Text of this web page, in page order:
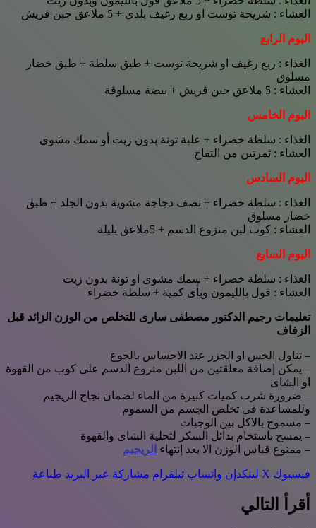
العشاء : شريحة توست او ربع رغيف بلدى + 5 ملاعق جبن قريش
اليوم الرابع
الغذاء : ربع رغيف او شريحة توست + طبق سلطة + طبق خضار
مسلوق
العشاء : 5 ملاعق جبن قريش + بيضة مسلوقة
اليوم الخامس
الغذاء : سلطة خضراء + علبة تونة بدون زيت أو سمك مشوى
العشاء : ثمرتين من التفاح
اليوم السادس
الغذاء : سلطة خضراء + نصف دجاجة مشوية بدون الجلد + طبق
خضار مسلوق
العشاء : كوب لبن منزوع الدسم + 5ملاعق بليلة
اليوم السابع
الغذاء : سلطة خضراء + سمك مشوى او تونة بدون زيت
العشاء : فول بالليمون وبأى كمية + سلطة خضراء
تعليمات رجيم الدكتور مصطفى سارى للتخلص من الوزن الزائد قبل
الزفاف
– تناول الخس او الجزر عند الاحساس بالجوع
– يمكن إضافة معلقتين من اللبن منزوع الدسم على كوب من القهوة
او الشاى
– ضرورة شرب كميات كبيرة من الماء لضمان نجاح الريجيم
وللمساعدة فى تخلص الجسم من السموم
– مسموح بالاكل بين الوجبات
– يمسح باستخام بدائل السكر لتحلية الشاى والقهوة
– ممنوع قياس الوزن الا بعد إنتهاء
الريجيم
فيسبوك ‫X لينكدإن واتساب تيلقرام مشاركة عبر البريد طباعة
أقرأ التالي